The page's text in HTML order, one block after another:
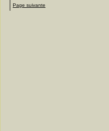
Page suivante